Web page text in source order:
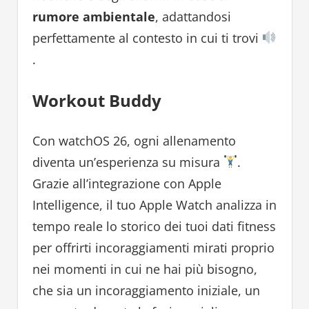
rumore ambientale, adattandosi
perfettamente al contesto in cui ti trovi
.
Workout Buddy
Con watchOS 26, ogni allenamento
diventa un’esperienza su misura
.
Grazie all’integrazione con Apple
Intelligence, il tuo Apple Watch analizza in
tempo reale lo storico dei tuoi dati fitness
per offrirti incoraggiamenti mirati proprio
nei momenti in cui ne hai più bisogno,
che sia un incoraggiamento iniziale, un